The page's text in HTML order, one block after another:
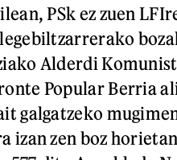
PSk ez zuen
Alderdi
Popular Berria
galgatzeko
izan zen boz